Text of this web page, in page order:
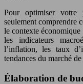
Pour optimiser votre
seulement comprendre
le contexte
les indicateurs
l’inflation, les taux
tendances du marché
Élaboration de